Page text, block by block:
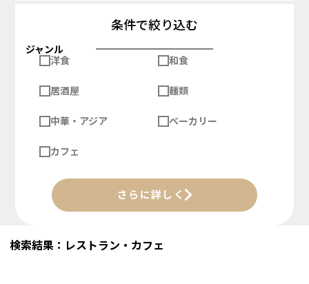
条件で絞り込む
ジャンル
洋食
和食
居酒屋 麺類
中華・アジア ベーカリー
カフェ
さらに詳しく
検索結果：レストラン・カフェ